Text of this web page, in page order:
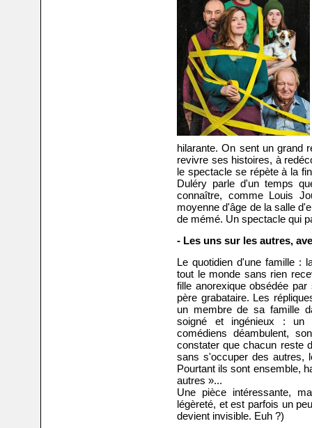
hilarante. On sent un grand
revivre ses histoires, à
le spectacle se répète à la
Duléry parle d'un temps
connaître, comme Louis
moyenne d'âge de la salle
de mémé. Un spectacle qui
- Les uns sur les autres,
Le quotidien d'une famille :
tout le monde sans rien
fille anorexique obsédée
père grabataire. Les
un membre de sa famille
soigné et ingénieux : un
comédiens déambulent,
constater que chacun reste
sans s'occuper des autres,
Pourtant ils sont ensemble,
autres »...
Une pièce intéressante,
légèreté, et est parfois un
devient invisible. Euh ?)